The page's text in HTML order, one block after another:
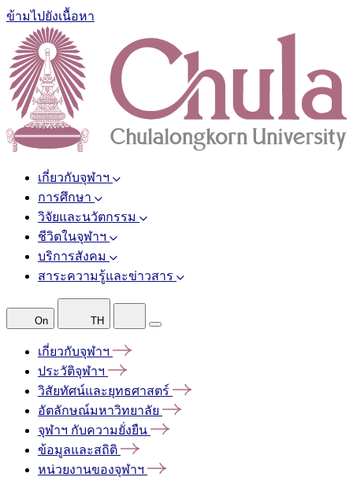
ข้ามไปยังเนื้อหา
เกี่ยวกับจุฬาฯ
การศึกษา
วิจัยและนวัตกรรม
ชีวิตในจุฬาฯ
บริการสังคม
สาระความรู้และข่าวสาร
On TH
เกี่ยวกับจุฬาฯ
ประวัติจุฬาฯ
วิสัยทัศน์และยุทธศาสตร์
อัตลักษณ์มหาวิทยาลัย
จุฬาฯ กับความยั่งยืน
ข้อมูลและสถิติ
หน่วยงานของจุฬาฯ